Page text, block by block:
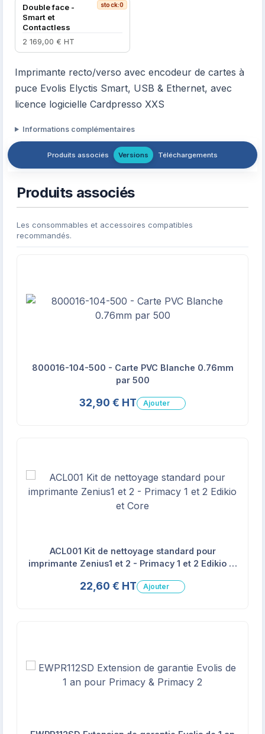
stock:0
Double face -
Smart et
Contactless
2 169,00 € HT
Imprimante recto/verso avec encodeur de cartes à
puce Evolis Elyctis Smart, USB & Ethernet, avec
licence logicielle Cardpresso XXS
Informations complémentaires
Produits associés Versions Téléchargements
Produits associés
Les consommables et accessoires compatibles
recommandés.
800016-104-500 - Carte PVC Blanche 0.76mm
par 500
32,90 € HT Ajouter
ACL001 Kit de nettoyage standard pour
imprimante Zenius1 et 2 - Primacy 1 et 2 Edikio et
22,60 € HT Ajouter